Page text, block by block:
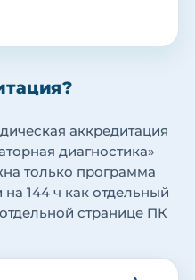
аккредитация
диагностика»
только программа
144 ч как отдельный
странице ПК